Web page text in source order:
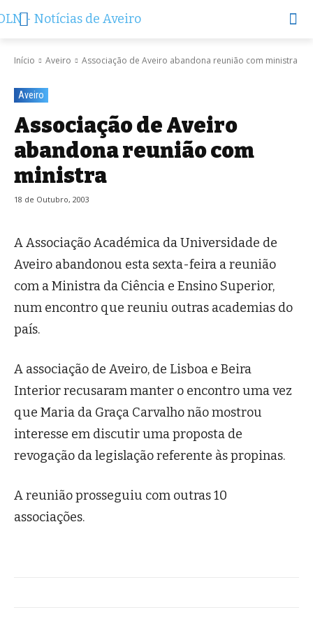
Início Aveiro Associação de Aveiro abandona reunião com ministra
Aveiro
Associação de Aveiro
abandona reunião com
ministra
18 de Outubro, 2003
A Associação Académica da Universidade de
Aveiro abandonou esta sexta-feira a reunião
com a Ministra da Ciência e Ensino Superior,
num encontro que reuniu outras academias do
país.
A associação de Aveiro, de Lisboa e Beira
Interior recusaram manter o encontro uma vez
que Maria da Graça Carvalho não mostrou
interesse em discutir uma proposta de
revogação da legislação referente às propinas.
A reunião prosseguiu com outras 10
associações.